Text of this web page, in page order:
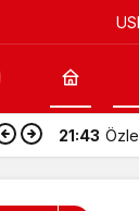
21:43